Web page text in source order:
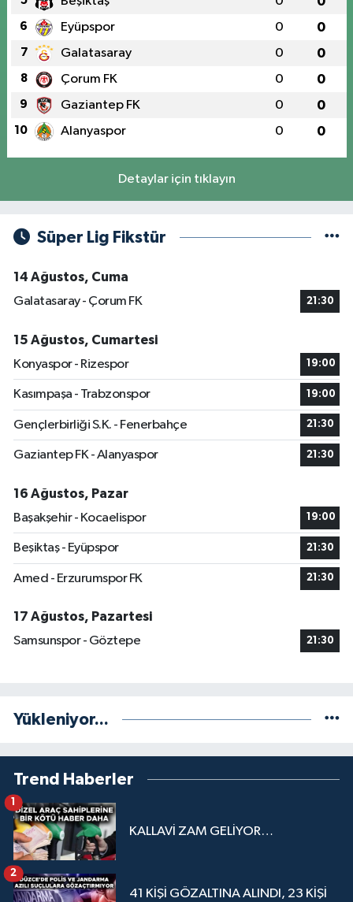
6 Eyüpspor 0 0
7 Galatasaray 0 0
8 Çorum FK 0 0
9 Gaziantep FK 0 0
10 Alanyaspor 0 0
Detaylar için tıklayın
Süper Lig Fikstür
14 Ağustos, Cuma
Galatasaray - Çorum FK
21:30
15 Ağustos, Cumartesi
Konyaspor - Rizespor
19:00
Kasımpaşa - Trabzonspor 19:00
Gençlerbirliği S.K. - Fenerbahçe 21:30
Gaziantep FK - Alanyaspor 21:30
16 Ağustos, Pazar
Başakşehir - Kocaelispor
19:00
Beşiktaş - Eyüpspor 21:30
Amed - Erzurumspor FK 21:30
17 Ağustos, Pazartesi
Samsunspor - Göztepe
21:30
Yükleniyor...
Trend Haberler
KALLAVİ ZAM GELİYOR…
1
41 KİŞİ GÖZALTINA ALINDI, 23 KİŞİ
2